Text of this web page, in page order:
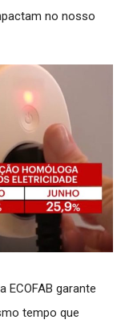
no nosso
ECOFAB garante
tempo que